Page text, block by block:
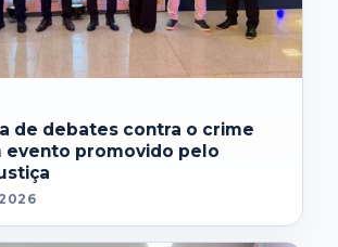
de debates contra o crime
evento promovido pelo